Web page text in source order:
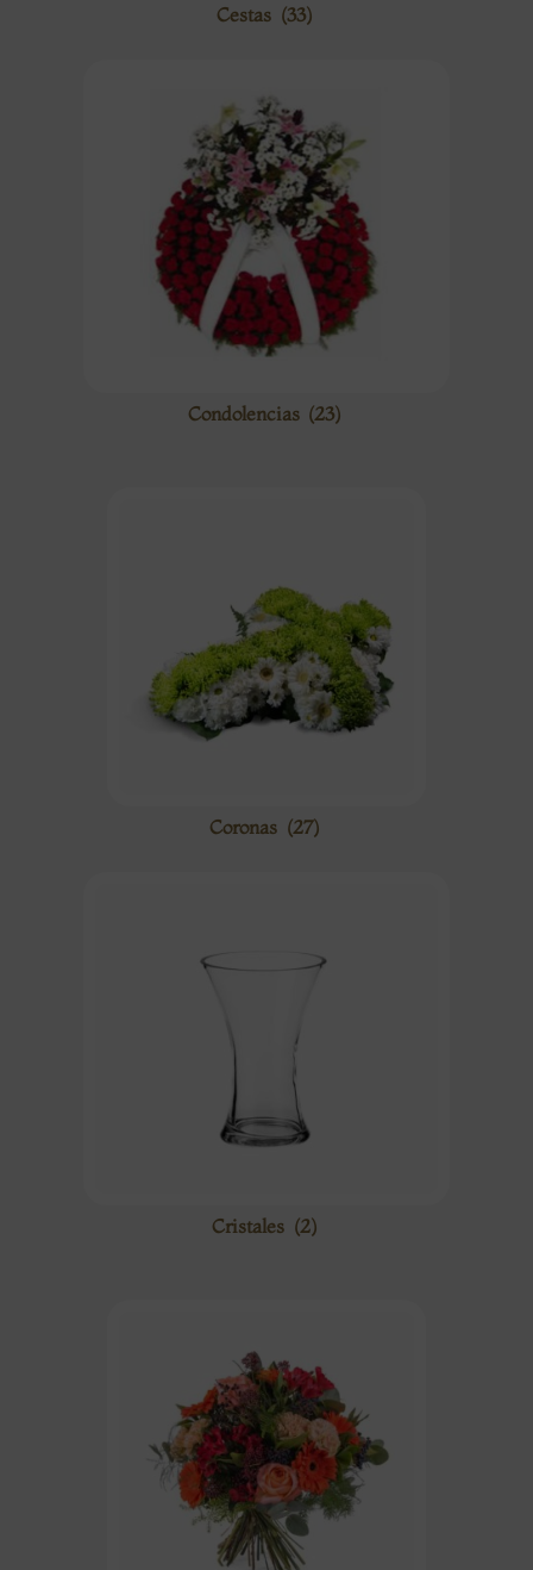
Cestas (33)
Condolencias (23)
Coronas (27)
Cristales (2)